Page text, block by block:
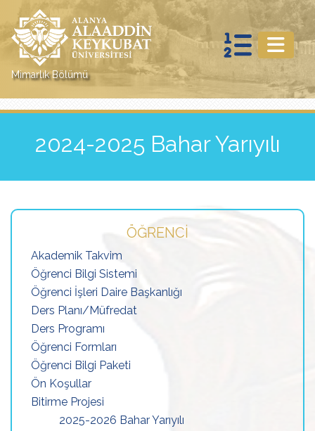
Mimarlık Bölümü
2024-2025 Bahar Yarıyılı
ÖĞRENCI
Akademik Takvim
Öğrenci Bilgi Sistemi
Öğrenci İşleri Daire Başkanlığı
Ders Planı/Müfredat
Ders Programı
Öğrenci Formları
Öğrenci Bilgi Paketi
Ön Koşullar
Bitirme Projesi
2025-2026 Bahar Yarıyılı